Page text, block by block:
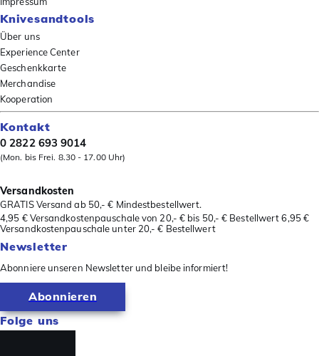
Knivesandtools
Über uns
Experience Center
Geschenkkarte
Merchandise
Kooperation
Kontakt
0 2822 693 9014
(Mon. bis Frei. 8.30 - 17.00 Uhr)
Versandkosten
GRATIS Versand ab 50,- € Mindestbestellwert.
4,95 € Versandkostenpauschale von 20,- € bis 50,- € Bestellwert 6,95 €
Versandkostenpauschale unter 20,- € Bestellwert
Newsletter
Abonniere unseren Newsletter und bleibe informiert!
Abonnieren
Folge uns